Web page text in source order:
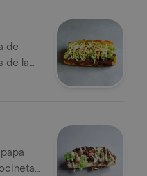
de
de la